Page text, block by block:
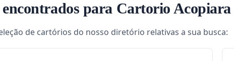
encontrados para Cartorio Acopiara
de cartórios do nosso diretório relativas a sua busca: